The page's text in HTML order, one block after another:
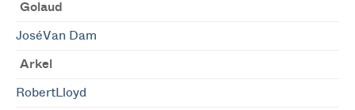
Golaud
JoséVan Dam
Arkel
RobertLloyd